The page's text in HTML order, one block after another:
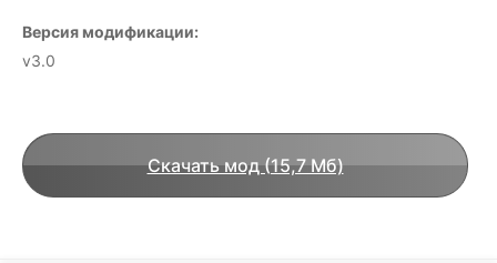
Версия модификации:
v3.0
Скачать мод (15,7 Мб)